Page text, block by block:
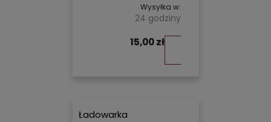
Wysyłka w:
24 godziny
15,00 zł
Ładowarka